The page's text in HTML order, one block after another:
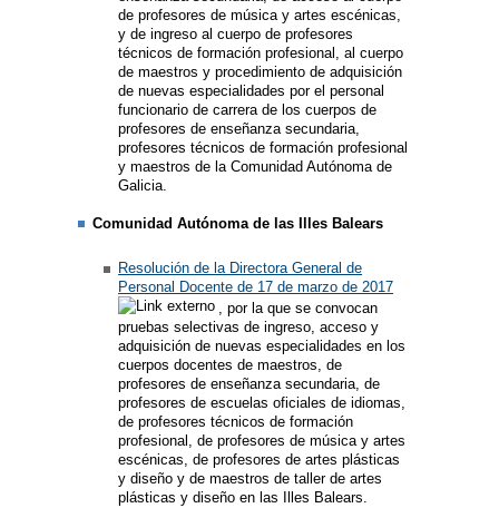
de profesores de música y artes escénicas,
y de ingreso al cuerpo de profesores
técnicos de formación profesional, al cuerpo
de maestros y procedimiento de adquisición
de nuevas especialidades por el personal
funcionario de carrera de los cuerpos de
profesores de enseñanza secundaria,
profesores técnicos de formación profesional
y maestros de la Comunidad Autónoma de
Galicia.
Comunidad Autónoma de las Illes Balears
Resolución de la Directora General de
Personal Docente de 17 de marzo de 2017
, por la que se convocan
pruebas selectivas de ingreso, acceso y
adquisición de nuevas especialidades en los
cuerpos docentes de maestros, de
profesores de enseñanza secundaria, de
profesores de escuelas oficiales de idiomas,
de profesores técnicos de formación
profesional, de profesores de música y artes
escénicas, de profesores de artes plásticas
y diseño y de maestros de taller de artes
plásticas y diseño en las Illes Balears.